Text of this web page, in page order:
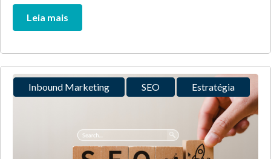
Leia mais
Inbound Marketing SEO Estratégia